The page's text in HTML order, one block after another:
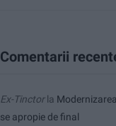
Comentarii
Ex-Tinctorla
se apropie de final